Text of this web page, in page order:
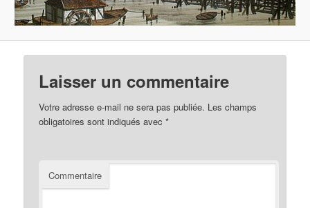
Laisser un commentaire
Votre adresse e-mail ne sera pas publiée. Les champs
obligatoires sont indiqués avec*
Commentaire